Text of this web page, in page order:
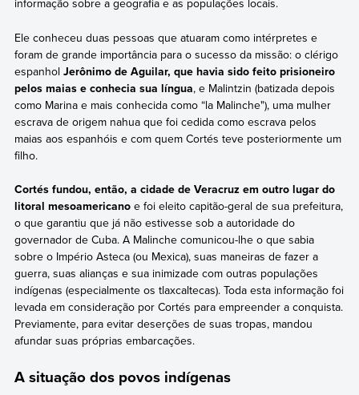
informação sobre a geografia e as populações locais.
Ele conheceu duas pessoas que atuaram como intérpretes e
foram de grande importância para o sucesso da missão: o clérigo
espanhol Jerônimo de Aguilar, que havia sido feito prisioneiro
pelos maias e conhecia sua língua, e Malintzin (batizada depois
como Marina e mais conhecida como “la Malinche"), uma mulher
escrava de origem nahua que foi cedida como escrava pelos
maias aos espanhóis e com quem Cortés teve posteriormente um
filho.
Cortés fundou, então, a cidade de Veracruz em outro lugar do
litoral mesoamericanoe foi eleito capitão-geral de sua prefeitura,
o que garantiu que já não estivesse sob a autoridade do
governador de Cuba. A Malinche comunicou-lhe o que sabia
sobre o Império Asteca (ou Mexica), suas maneiras de fazer a
guerra, suas alianças e sua inimizade com outras populações
indígenas (especialmente os tlaxcaltecas). Toda esta informação foi
levada em consideração por Cortés para empreender a conquista.
Previamente, para evitar deserções de suas tropas, mandou
afundar suas próprias embarcações.
A situação dos povos indígenas